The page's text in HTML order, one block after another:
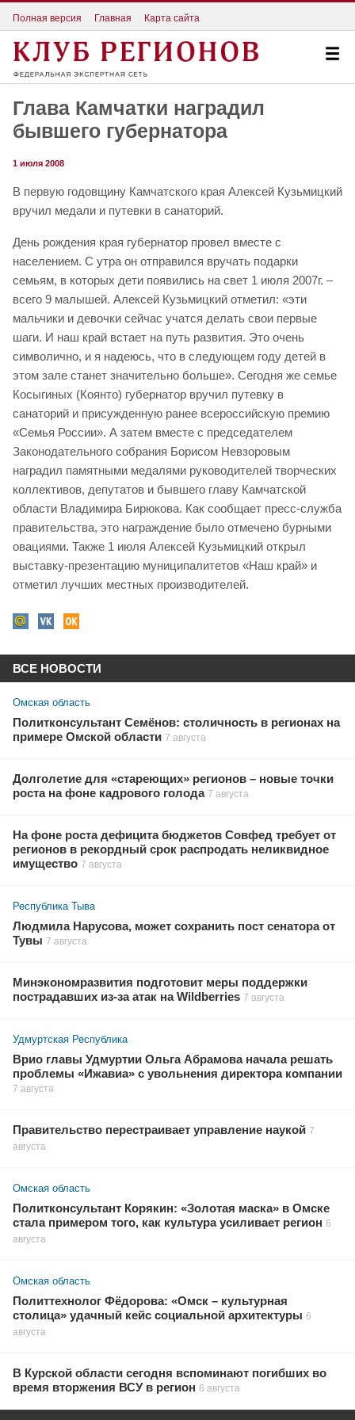
Полная версия Главная Карта сайта
Глава Камчатки наградил
бывшего губернатора
1 июля 2008
В первую годовщину Камчатского края Алексей Кузьмицкий
вручил медали и путевки в санаторий.
День рождения края губернатор провел вместе с
населением. С утра он отправился вручать подарки
семьям, в которых дети появились на свет 1 июля 2007г. –
всего 9 малышей. Алексей Кузьмицкий отметил: «эти
мальчики и девочки сейчас учатся делать свои первые
шаги. И наш край встает на путь развития. Это очень
символично, и я надеюсь, что в следующем году детей в
этом зале станет значительно больше». Сегодня же семье
Косыгиных (Коянто) губернатор вручил путевку в
санаторий и присужденную ранее всероссийскую премию
«Семья России». А затем вместе с председателем
Законодательного собрания Борисом Невзоровым
наградил памятными медалями руководителей творческих
коллективов, депутатов и бывшего главу Камчатской
области Владимира Бирюкова. Как сообщает пресс-служба
правительства, это награждение было отмечено бурными
овациями. Также 1 июля Алексей Кузьмицкий открыл
выставку-презентацию муниципалитетов «Наш край» и
отметил лучших местных производителей.
ВСЕ НОВОСТИ
Омская область
Политконсультант Семёнов: столичность в регионах на
примере Омской области 7 августа
Долголетие для «стареющих» регионов – новые точки
роста на фоне кадрового голода 7 августа
На фоне роста дефицита бюджетов Совфед требует от
регионов в рекордный срок распродать неликвидное
имущество 7 августа
Республика Тыва
Людмила Нарусова, может сохранить пост сенатора от
Тувы 7 августа
Минэкономразвития подготовит меры поддержки
пострадавших из-за атак на Wildberries 7 августа
Удмуртская Республика
Врио главы Удмуртии Ольга Абрамова начала решать
проблемы «Ижавиа» с увольнения директора компании
7 августа
Правительство перестраивает управление наукой 7
августа
Омская область
Политконсультант Корякин: «Золотая маска» в Омске
стала примером того, как культура усиливает регион 6
августа
Омская область
Политтехнолог Фёдорова: «Омск – культурная
столица» удачный кейс социальной архитектуры 6
августа
В Курской области сегодня вспоминают погибших во
время вторжения ВСУ в регион 6 августа